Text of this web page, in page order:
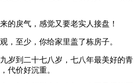
的戾气，感觉又要老实人接盘！
，至少，你给家里盖了栋房子。
岁到二十七八岁，七八年最美好的青
代价好沉重。